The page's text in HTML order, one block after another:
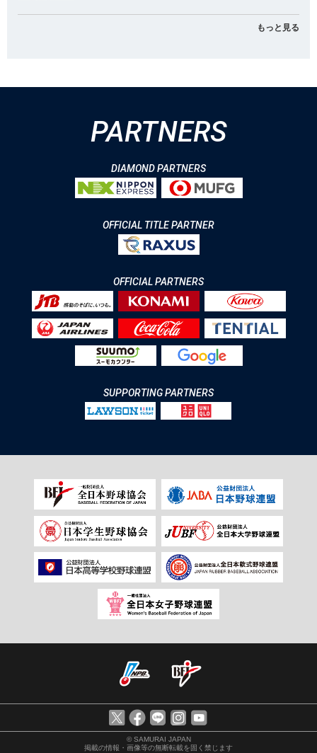
もっと見る
PARTNERS
DIAMOND PARTNERS
OFFICIAL TITLE PARTNER
OFFICIAL PARTNERS
SUPPORTING PARTNERS
© SAMURAI JAPAN
掲載の情報・画像等の無断転載を固く禁じます